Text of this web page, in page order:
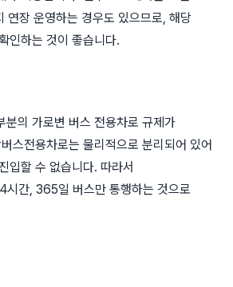
연장 운영하는 경우도 있으므로, 해당
인하는 것이 좋습니다.
분의 가로변 버스 전용차로 규제가
스전용차로는 물리적으로 분리되어 있어
입할 수 없습니다. 따라서
시간, 365일 버스만 통행하는 것으로